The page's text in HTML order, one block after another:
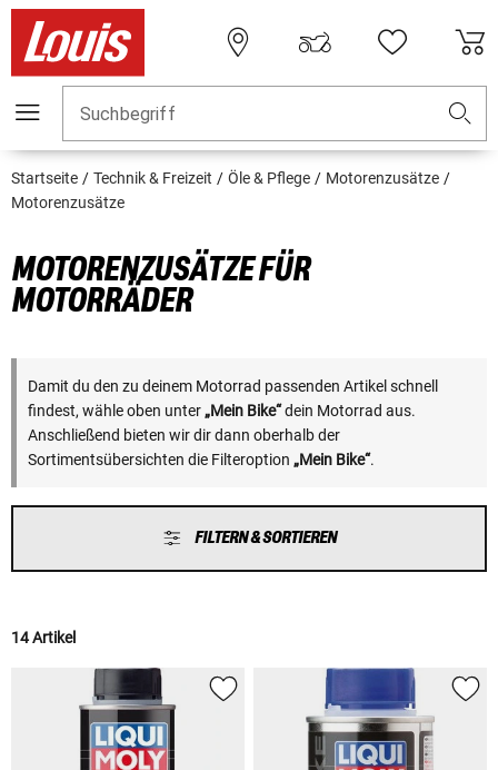
Suchbegriff
Startseite Technik & Freizeit Öle & Pflege
Motorenzusätze
Motorenzusätze
MOTORENZUSÄTZE FÜR
MOTORRÄDER
Damit du den zu deinem Motorrad passenden Artikel schnell
findest, wähle oben unter„Mein Bike“dein Motorrad aus.
Anschließend bieten wir dir dann oberhalb der
Sortimentsübersichten die Filteroption „Mein Bike“.
FILTERN & SORTIEREN
14 Artikel